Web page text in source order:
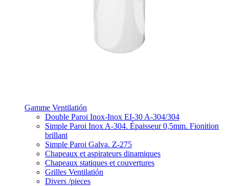
Gamme Ventilatión
Double Paroi Inox-Inox EI-30 A-304/304
Simple Paroi Inox A-304. Épaisseur 0,5mm. Fionition
brillant
Simple Paroi Galva. Z-275
Chapeaux et aspirateurs dinamiques
Chapeaux statiques et couvertures
Grilles Ventilatión
Divers /pieces